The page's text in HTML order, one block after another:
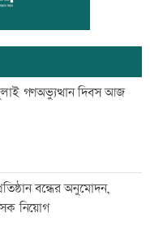
ফিরল রোমে আটকে থাকা
বিদ্যুৎকেন্দ্র ঘুরে দেখলেন
গণঅভ্যুত্থান দিবস আজ
বন্ধের অনুমোদন,
নিয়োগ